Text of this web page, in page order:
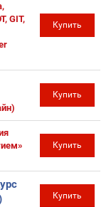
GIT,
Купить
Купить
Купить
Купить